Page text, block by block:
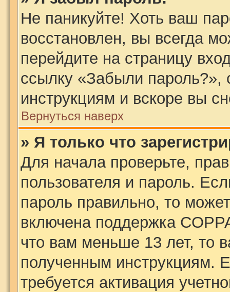
Не паникуйте! Хоть ваш
восстановлен, вы всегда
перейдите на страницу
ссылку «Забыли
инструкциям и вскоре вы
Вернуться наверх
» Я только что
Для начала проверьте,
пользователя и пароль.
пароль правильно, то
включена поддержка
что вам меньше 13 лет, то
полученным инструкциям.
требуется активация